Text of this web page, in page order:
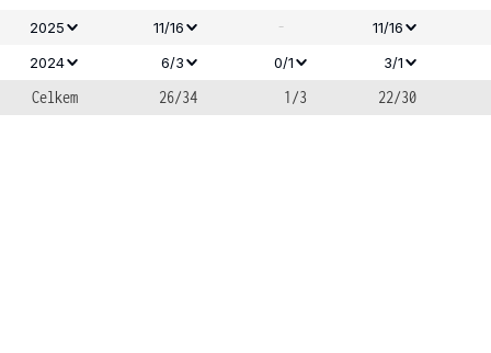
2025 11/16 -
11/16
2024
6/3 0/1 3/1
Celkem 26/34 1/3 22/30